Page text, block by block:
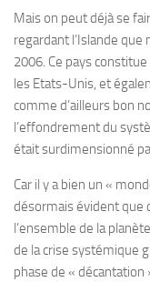
Mais on peut déjà se
regardant l’Islande
2006. Ce pays
les Etats-Unis, et
comme d’ailleurs bon
l’effondrement du
était surdimensionné
Car il y a bien un «
désormais évident que
l’ensemble de la
de la crise systémique
phase de «